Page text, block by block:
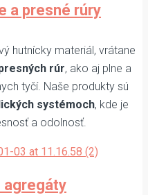
a presné rúry
hutnícky materiál, vrátane
rúr, ako aj plne a
tyčí. Naše produkty sú
systémoch, kde je
a odolnosť.
agregáty